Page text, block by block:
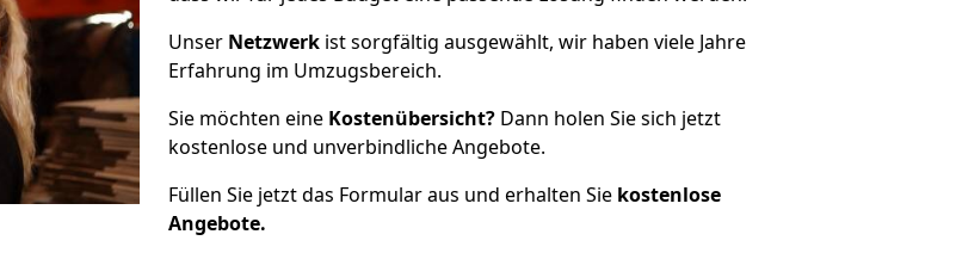
Unser Netzwerk ist sorgfältig ausgewählt, wir haben viele Jahre
Erfahrung im Umzugsbereich.
Sie möchten eine Kostenübersicht? Dann holen Sie sich jetzt
kostenlose und unverbindliche Angebote.
Füllen Sie jetzt das Formular aus und erhalten Sie kostenlose
Angebote.